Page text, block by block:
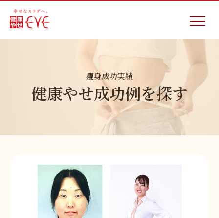
痩身成功実績
健康やせ成功例を探す